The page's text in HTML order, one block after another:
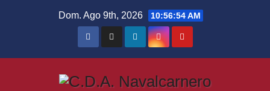
Dom. Ago 9th, 2026 10:56:55 AM